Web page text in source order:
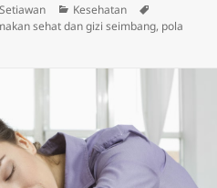
Kategori
Kesehatan
sehat dan gizi seimbang, pola